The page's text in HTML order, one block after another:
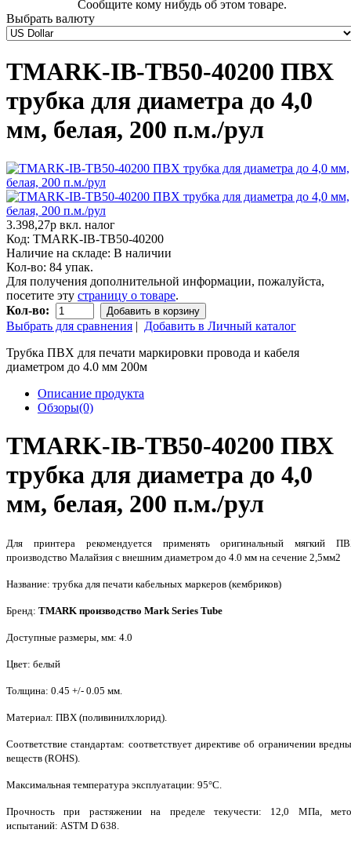
Сообщите кому нибудь об этом товаре.
Выбрать валюту
TMARK-IB-TB50-40200 ПВХ
трубка для диаметра до 4,0
мм, белая, 200 п.м./рул
3.398,27р вкл. налог
Код: TMARK-IB-TB50-40200
Наличие на складе: В наличии
Кол-во: 84 упак.
Для получения дополнительной информации, пожалуйста,
посетите эту страницу о товаре.
Кол-во:
Добавить в корзину
Выбрать для сравнения | Добавить в Личный каталог
Трубка ПВХ для печати маркировки провода и кабеля
диаметром до 4.0 мм 200м
Описание продукта
Обзоры(0)
TMARK-IB-TB50-40200 ПВХ
трубка для диаметра до 4,0
мм, белая, 200 п.м./рул
Для принтера рекомендуется применять оригинальный мягкий
производство Малайзия с внешним диаметром до 4.0 мм на сечение 2,5мм2
Название: трубка для печати кабельных маркеров (кембриков)
Бренд: TMARK производство Mark Series Tube
Доступные размеры, мм: 4.0
Цвет: белый
Толщина: 0.45 +/- 0.05 мм.
Материал: ПВХ (поливинилхлорид).
Соответствие стандартам: соответствует директиве об ограничении
веществ (ROHS).
Максимальная температура эксплуатации: 95°С.
Прочность при растяжении на пределе текучести: 12,0 МПа,
испытаний: ASTM D 638.